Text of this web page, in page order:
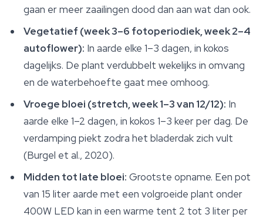
gaan er meer zaailingen dood dan aan wat dan ook.
Vegetatief (week 3–6 fotoperiodiek, week 2–4
autoflower): In aarde elke 1–3 dagen, in kokos
dagelijks. De plant verdubbelt wekelijks in omvang
en de waterbehoefte gaat mee omhoog.
Vroege bloei (stretch, week 1–3 van 12/12): In
aarde elke 1–2 dagen, in kokos 1–3 keer per dag. De
verdamping piekt zodra het bladerdak zich vult
(Burgel et al., 2020).
Midden tot late bloei: Grootste opname. Een pot
van 15 liter aarde met een volgroeide plant onder
400W LED kan in een warme tent 2 tot 3 liter per